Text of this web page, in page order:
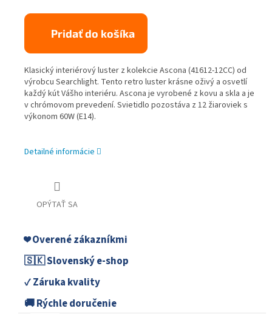
Pridať do košíka
Klasický interiérový luster z kolekcie Ascona (41612-12CC) od
výrobcu Searchlight. Tento retro luster krásne oživý a osvetlí
každý kút Vášho interiéru. Ascona je vyrobené z kovu a skla a je
v chrómovom prevedení. Svietidlo pozostáva z 12 žiaroviek s
výkonom 60W (E14).
Detailné informácie
OPÝTAŤ SA
❤️ Overené zákazníkmi
🇸🇰 Slovenský e-shop
✓ Záruka kvality
🚚 Rýchle doručenie